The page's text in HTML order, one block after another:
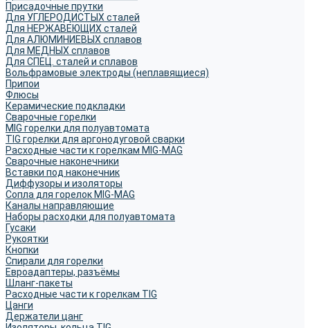
Присадочные прутки
Для УГЛЕРОДИСТЫХ сталей
Для НЕРЖАВЕЮЩИХ сталей
Для АЛЮМИНИЕВЫХ сплавов
Для МЕДНЫХ сплавов
Для СПЕЦ. сталей и сплавов
Вольфрамовые электроды (неплавящиеся)
Припои
Флюсы
Керамические подкладки
Сварочные горелки
MIG горелки для полуавтомата
TIG горелки для аргонодуговой сварки
Расходные части к горелкам MIG-MAG
Сварочные наконечники
Вставки под наконечник
Диффузоры и изоляторы
Сопла для горелок MIG-MAG
Каналы направляющие
Наборы расходки для полуавтомата
Гусаки
Рукоятки
Кнопки
Спирали для горелки
Евроадаптеры, разъёмы
Шланг-пакеты
Расходные части к горелкам TIG
Цанги
Держатели цанг